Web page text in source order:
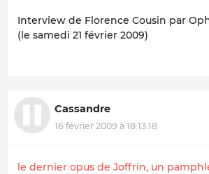
Interview de Florence Cousin par
(le samedi 21 février 2009)
Cassandre
16 février 2009 à 18:13:18
le dernier opus de Joffrin, un